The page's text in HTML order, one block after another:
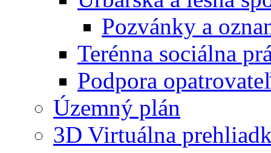
Pozvánky a
Terénna sociálna
Podpora
Územný plán
3D Virtuálna